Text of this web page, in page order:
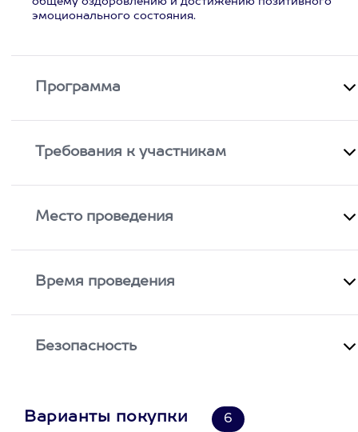
эмоционального состояния.
Программа
Требования к участникам
Место проведения
Время проведения
Безопасность
Варианты покупки 6